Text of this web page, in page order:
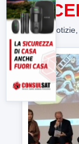
Tutte le